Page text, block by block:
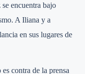
encuentra bajo
A Iliana y a
en sus lugares de
contra de la prensa